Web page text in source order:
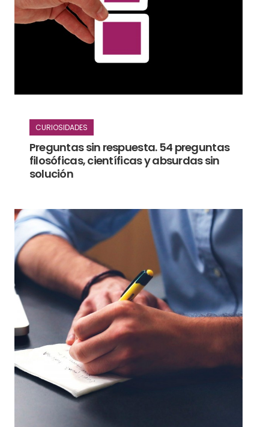
CURIOSIDADES
Preguntas sin respuesta. 54 preguntas
filosóficas, científicas y absurdas sin
solución